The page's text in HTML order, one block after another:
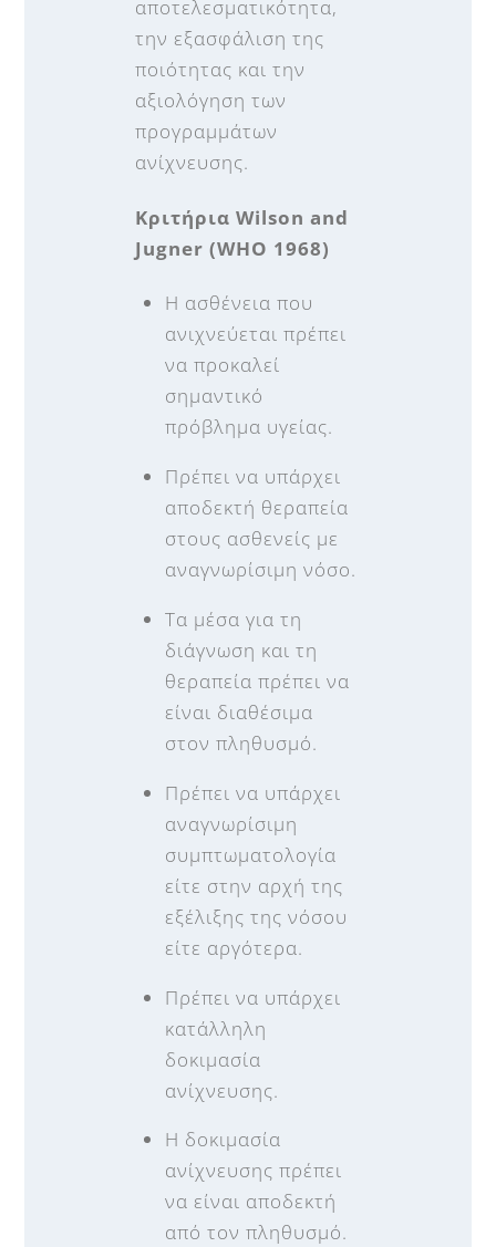
αποτελεσματικότητα,
την εξασφάλιση της
ποιότητας και την
αξιολόγηση των
προγραμμάτων
ανίχνευσης.
Κριτήρια Wilson and
Jugner (WHO 1968)
Η ασθένεια που
ανιχνεύεται πρέπει
να προκαλεί
σημαντικό
πρόβλημα υγείας.
Πρέπει να υπάρχει
αποδεκτή θεραπεία
στους ασθενείς με
αναγνωρίσιμη νόσο.
Τα μέσα για τη
διάγνωση και τη
θεραπεία πρέπει να
είναι διαθέσιμα
στον πληθυσμό.
Πρέπει να υπάρχει
αναγνωρίσιμη
συμπτωματολογία
είτε στην αρχή της
εξέλιξης της νόσου
είτε αργότερα.
Πρέπει να υπάρχει
κατάλληλη
δοκιμασία
ανίχνευσης.
Η δοκιμασία
ανίχνευσης πρέπει
να είναι αποδεκτή
από τον πληθυσμό.